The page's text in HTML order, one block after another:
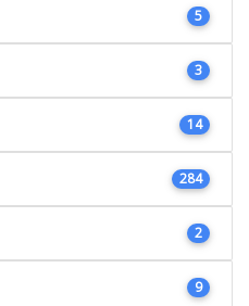
5
3
14
284
2
9